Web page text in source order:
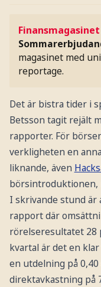
Finansmagasinet
magasinet med
reportage.
Det är bistra tider i
Betsson tagit rejält
rapporter. För
verkligheten en
liknande, även
börsintroduktionen,
I skrivande stund
rapport där
rörelseresultatet 28
kvartal är det en
en utdelning på
direktavkastning på